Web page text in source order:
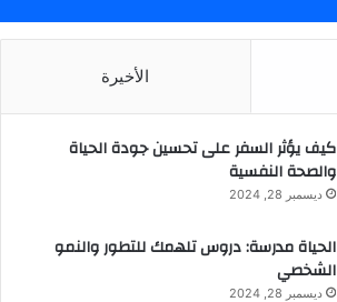
الأخيرة
كيف يؤثر السفر على تحسين جودة الحياة
والصحة النفسية
ديسمبر 28, 2024
الحياة مدرسة: دروس تلهمك للتطور والنمو
الشخصي
ديسمبر 28, 2024